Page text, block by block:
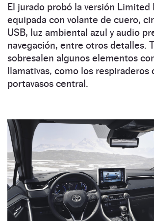
El jurado probó la versión Limited
equipada con volante de cuero,
USB, luz ambiental azul y audio
navegación, entre otros detalles.
sobresalen algunos elementos
llamativas, como los respiraderos
portavasos central.